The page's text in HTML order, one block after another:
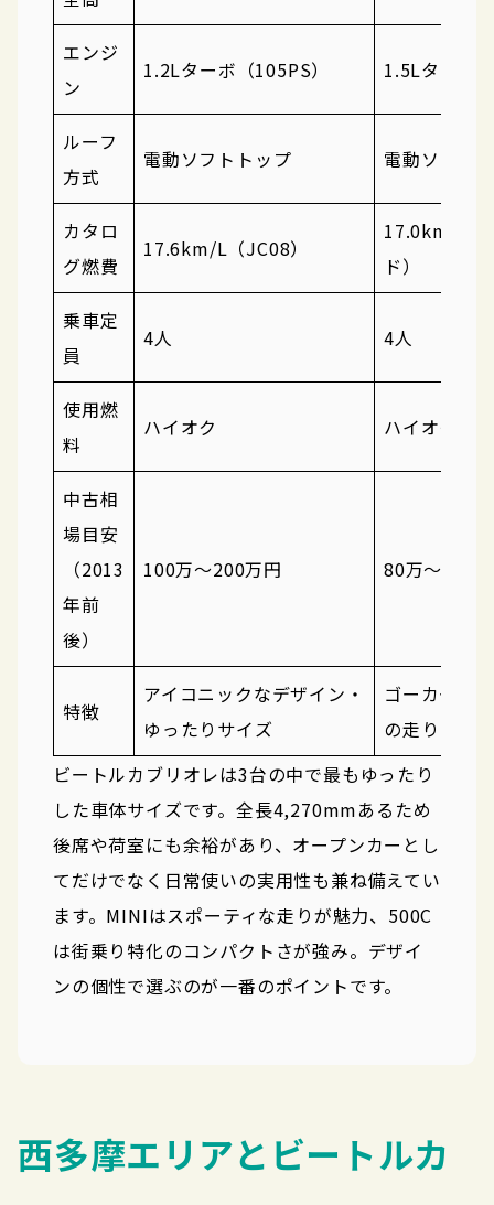
エンジ
ン
1.2Lターボ（105PS） 1.5Lターボ
ルーフ
方式
電動ソフトトップ 電動ソフト
カタロ
グ燃費
17.6km/L（JC08）
17.0km/L（
ド）
乗車定
員
4人 4人
使用燃
料
ハイオク ハイオク
中古相
場目安
（2013
年前
後）
100万〜200万円 80万〜180
特徴
アイコニックなデザイン・
ゆったりサイズ
ゴーカート
の走り
ビートルカブリオレは3台の中で最もゆったり
した車体サイズです。全長4,270mmあるため
後席や荷室にも余裕があり、オープンカーとし
てだけでなく日常使いの実用性も兼ね備えてい
ます。MINIはスポーティな走りが魅力、500C
は街乗り特化のコンパクトさが強み。デザイ
ンの個性で選ぶのが一番のポイントです。
西多摩エリアとビートルカ